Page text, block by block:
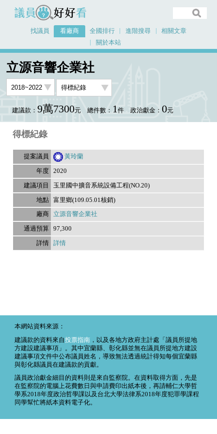
議員好好看
找議員 看廠商 全國排行 進階搜尋
相關文章
關於本站
首頁
立源音響企業社
建議款： 9萬7300元 總件數： 1件 政治獻金： 0元
得標紀錄
黃玲蘭
2020
玉里國中擴音系統設備工程(NO.20)
富里鄉(109.05.01核銷)
立源音響企業社
97,300
詳情
本網站資料來源：
建議款的資料來自投票指南 ，以及各地方政府主計處「議員所提地
方建設建議事項」。其中宜蘭縣、彰化縣並無在議員所提地方建設
建議事項文件中公布議員姓名，導致無法透過統計得知每個宜蘭縣
與彰化縣議員在建議款的貢獻。
議員政治獻金細目的資料則是來自監察院。在資料取得方面，先是
在監察院的電腦上花費數日與申請費印出紙本後，再請輔仁大學哲
學系2018年度政治哲學課以及台北大學法律系2018年度犯罪學課程
同學幫忙將紙本資料電子化。